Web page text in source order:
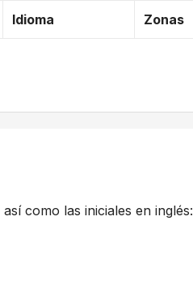
Idioma Zonas
como las iniciales en inglés: